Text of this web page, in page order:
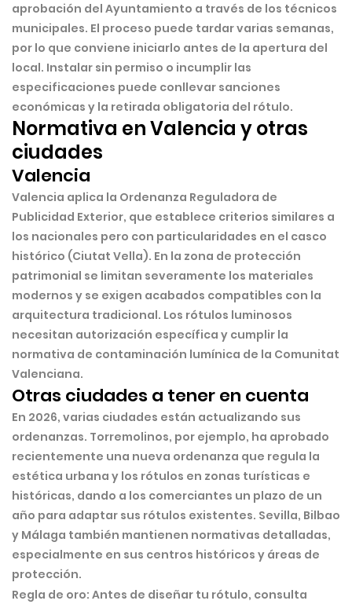
aprobación del Ayuntamiento a través de los técnicos
municipales. El proceso puede tardar varias semanas,
por lo que conviene iniciarlo antes de la apertura del
local. Instalar sin permiso o incumplir las
especificaciones puede conllevar sanciones
económicas y la retirada obligatoria del rótulo.
Normativa en Valencia y otras
ciudades
Valencia
Valencia aplica la Ordenanza Reguladora de
Publicidad Exterior, que establece criterios similares a
los nacionales pero con particularidades en el casco
histórico (Ciutat Vella). En la zona de protección
patrimonial se limitan severamente los materiales
modernos y se exigen acabados compatibles con la
arquitectura tradicional. Los rótulos luminosos
necesitan autorización específica y cumplir la
normativa de contaminación lumínica de la Comunitat
Valenciana.
Otras ciudades a tener en cuenta
En 2026, varias ciudades están actualizando sus
ordenanzas. Torremolinos, por ejemplo, ha aprobado
recientemente una nueva ordenanza que regula la
estética urbana y los rótulos en zonas turísticas e
históricas, dando a los comerciantes un plazo de un
año para adaptar sus rótulos existentes. Sevilla, Bilbao
y Málaga también mantienen normativas detalladas,
especialmente en sus centros históricos y áreas de
protección.
Regla de oro: Antes de diseñar tu rótulo, consulta